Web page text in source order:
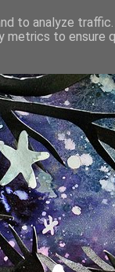
to analyze
metrics to ensure